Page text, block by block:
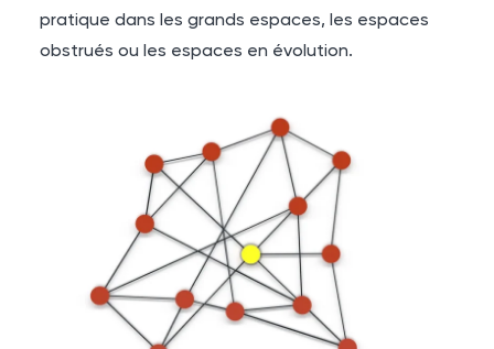
pratique dans les grands espaces, les espaces
obstrués ou les espaces en évolution.